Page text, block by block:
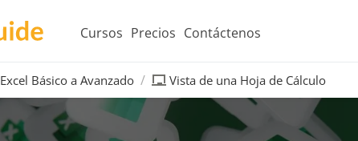
Cursos Precios Contáctenos
Excel Básico a Avanzado Vista de una Hoja de Cálculo